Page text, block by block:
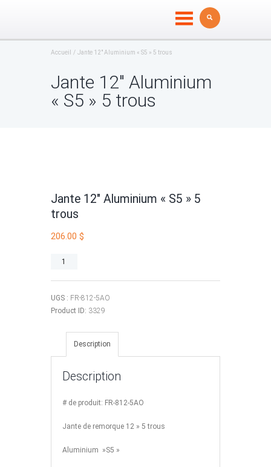
Accueil Jante 12″ Aluminium « S5 » 5 trous
Jante 12″ Aluminium
« S5 » 5 trous
Jante 12″ Aluminium « S5 » 5
trous
206.00 $
quantité
12"
Aluminium
UGS : FR-812-5AO
Product ID: 3329
Description
Description
# de produit: FR-812-5AO
Jante de remorque 12 » 5 trous
Aluminium »S5 »